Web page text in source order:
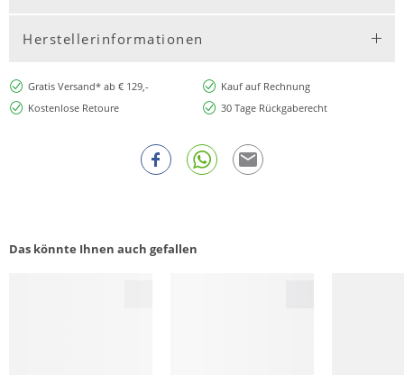
Herstellerinformationen
Gratis Versand* ab € 129,-
Kauf auf Rechnung
Kostenlose Retoure
30 Tage Rückgaberecht
Das könnte Ihnen auch gefallen